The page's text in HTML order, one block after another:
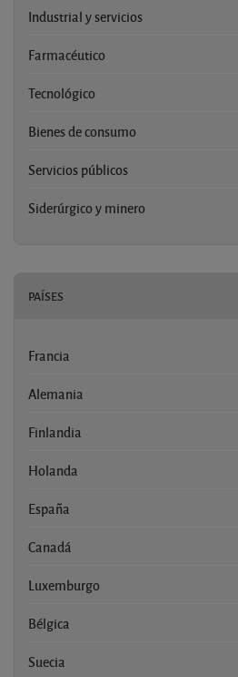
Industrial y servicios
Farmacéutico
Tecnológico
Bienes de consumo
Servicios públicos
Siderúrgico y minero
PAÍSES
Francia
Alemania
Finlandia
Holanda
España
Canadá
Luxemburgo
Bélgica
Suecia